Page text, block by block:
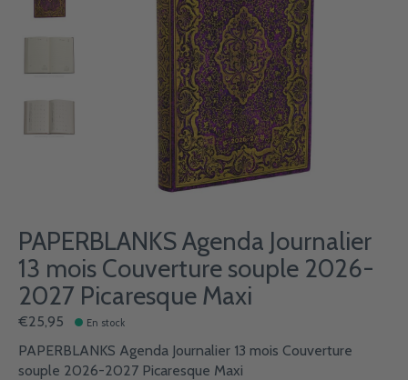
PAPERBLANKS Agenda Journalier
13 mois Couverture souple 2026-
2027 Picaresque Maxi
€25,95 En stock
PAPERBLANKS Agenda Journalier 13 mois Couverture
souple 2026-2027 Picaresque Maxi